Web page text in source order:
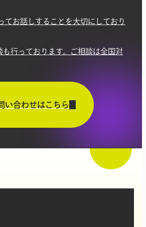
てお話しすることを大切にしており
行っております。ご相談は全国対
い合わせはこちら